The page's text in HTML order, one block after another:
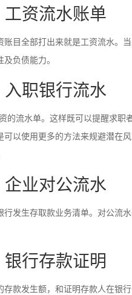
工资流水账单
目全部打出来就是工资流水
负债能力。
入职银行流水
流水单。这样既可以提醒求
以使用更多的方法来规避潜在
企业对公流水
发生存取款业务清单。对公
银行存款证明
款发生额，和证明存款人在